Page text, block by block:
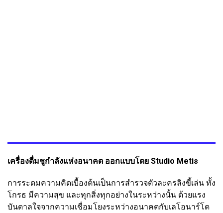
เครื่องดื่มชูกำลังแห่งอนาคต ออกแบบโดย Studio Metis
การระดมความคิดเบื้องต้นเป็นการสำรวจตัวละครลิงขี้เล่น ทั้ง
โกรธ มีความสุข และทุกสิ่งทุกอย่างในระหว่างนั้น ด้วยแรง
บันดาลใจจากความเชื่อมโยงระหว่างอนาคตกับเลโอนาร์โด